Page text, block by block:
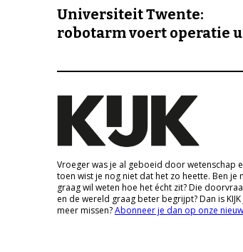
Universiteit Twente:
robotarm voert operatie
Vroeger was je al geboeid door wetenschap
toen wist je nog niet dat het zo heette. Ben je
graag wil weten hoe het écht zit? Die
en de wereld graag beter begrijpt? Dan is
meer missen?Abonneer je dan op onze